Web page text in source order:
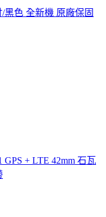
/黑色 全新機 原廠保固
GPS + LTE 42mm 石瓦